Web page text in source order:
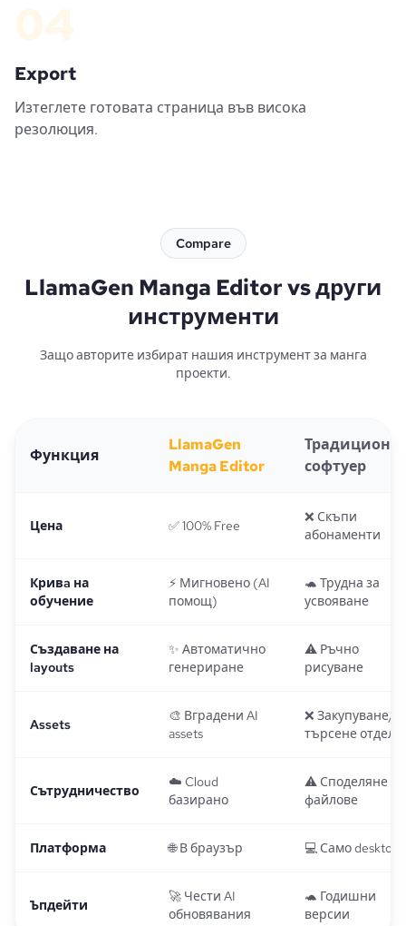
Export
Изтеглете готовата страница във висока
резолюция.
Compare
LlamaGen Manga Editor vs други
инструменти
Защо авторите избират нашия инструмент за манга
проекти.
Функция
LlamaGen
Manga Editor
софтуер
Цена ✅ 100% Free
❌ Скъпи
абонаменти
Кривa на
обучение
⚡ Мигновено (AI
помощ)
🐢 Трудна за
усвояване
Създаване на
layouts
✨ Автоматично
генериране
⚠️ Ръчно
рисуване
Assets
🎨 Вградени AI
assets
❌ Закупуване/
търсене
Сътрудничество
☁️ Cloud
базирано
⚠️ Споделяне на
файлове
Платформа 🌐 В браузър 💻 Само desktop
Ъпдейти
🚀 Чести AI
обновявания
🐢 Годишни
версии